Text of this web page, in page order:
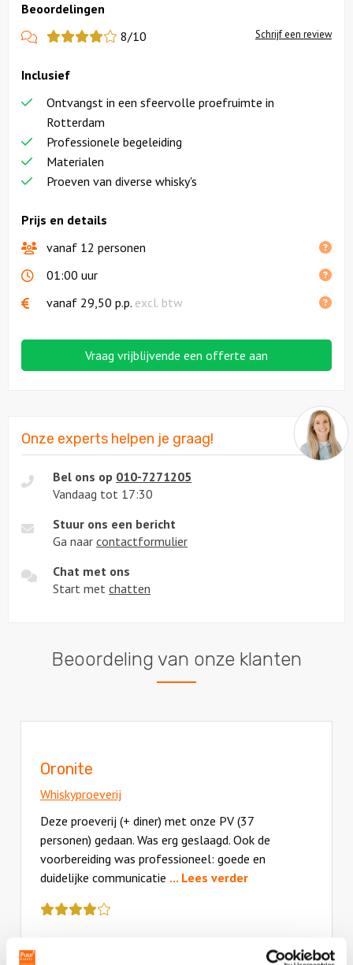
Beoordelingen
View
reviews
8/10 Schrijf een review
Prijs en details
vanaf 12 personen
01:00 uur
vanaf 29,50 p.p. excl. btw
Inclusief
Ontvangst in een sfeervolle proefruimte in
Rotterdam
Professionele begeleiding
Materialen
Proeven van diverse whisky's
Vraag vrijblijvende een offerte aan
Onze experts helpen je graag!
Bel ons op 010-7271205
Vandaag tot 17:30
Stuur ons een bericht
Ga naar contactformulier
Chat met ons
Start met chatten
Beoordeling van onze klanten
Oronite
Whiskyproeverij
Deze proeverij (+ diner) met onze PV (37
personen) gedaan. Was erg geslaagd. Ook de
voorbereiding was professioneel: goede en
duidelijke communicatie ... Lees verder
review